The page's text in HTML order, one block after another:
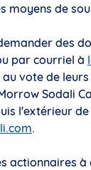
moyens de
des
par courriel à
vote de
Sodali
l'extérieur
.
actionnaires